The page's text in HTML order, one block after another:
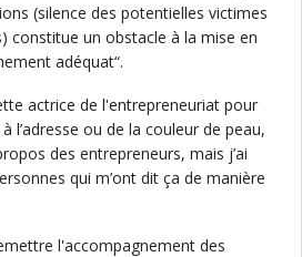
(silence des potentielles victimes
constitue un obstacle à la mise en
adéquat“.
actrice de l'entrepreneuriat pour
l’adresse ou de la couleur de peau,
des entrepreneurs, mais j’ai
qui m’ont dit ça de manière
l'accompagnement des